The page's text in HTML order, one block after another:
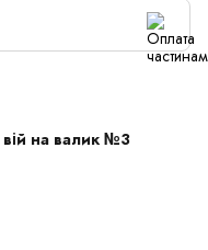
на валик №3